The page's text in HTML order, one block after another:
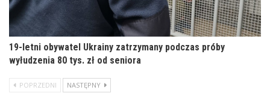
19-letni obywatel Ukrainy zatrzymany podczas próby
wyłudzenia 80 tys. zł od seniora
POPRZEDNI NASTĘPNY